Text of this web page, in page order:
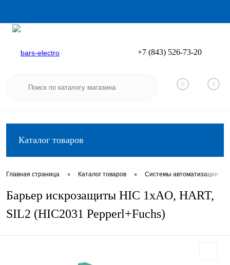
Вход
+7 (843) 526-73-20
0 0
Каталог товаров
Главная страница • Каталог товаров • Системы автоматизации
Барьер искрозащиты HIC 1хAO, HART,
SIL2 (HIC2031 Pepperl+Fuchs)